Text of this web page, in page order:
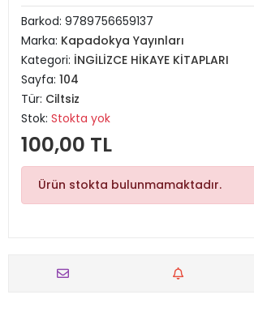
Barkod: 9789756659137
Marka: Kapadokya Yayınları
Kategori: İNGİLİZCE HİKAYE KİTAPLARI
Sayfa: 104
Tür: Ciltsiz
Stok: Stokta yok
100,00 TL
Ürün stokta bulunmamaktadır.